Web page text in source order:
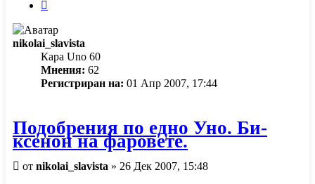
nikolai_slavista
Кара Uno 60
Мнения: 62
Регистриран на: 01 Апр 2007, 17:44
Подобрения по едно Уно. Би-
ксенон на фаровете.
Мнение
от nikolai_slavista » 26 Дек 2007, 15:48